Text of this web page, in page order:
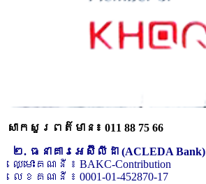
សាកសួរពត៌មាន៖ 011 88 75 66
២. ធនាគារអេស៊ីលីដា (ACLEDA Bank)
ឈ្មោះគណនី ៖ BAKC-Contribution
លេខគណនី ៖ 0001-01-452870-17